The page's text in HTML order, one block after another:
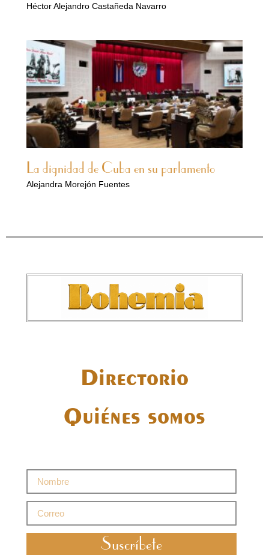
Héctor Alejandro Castañeda Navarro
La dignidad de Cuba en su parlamento
Alejandra Morejón Fuentes
Directorio
Quiénes somos
Suscríbete